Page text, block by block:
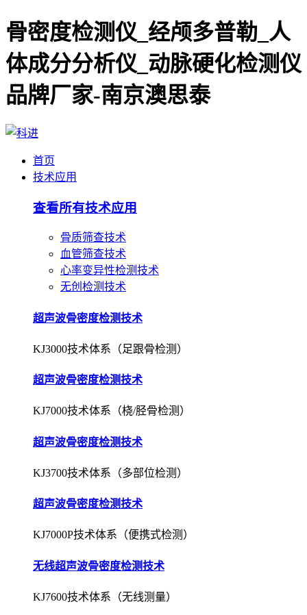
骨密度检测仪_经颅多普勒_人
体成分分析仪_动脉硬化检测仪
品牌厂家-南京澳思泰
首页
技术应用
查看所有技术应用
骨质筛查技术
血管筛查技术
心率变异性检测技术
无创检测技术
超声波骨密度检测技术
KJ3000技术体系（足跟骨检测）
超声波骨密度检测技术
KJ7000技术体系（桡/胫骨检测）
超声波骨密度检测技术
KJ3700技术体系（多部位检测）
超声波骨密度检测技术
KJ7000P技术体系（便携式检测）
无线超声波骨密度检测技术
KJ7600技术体系（无线测量）